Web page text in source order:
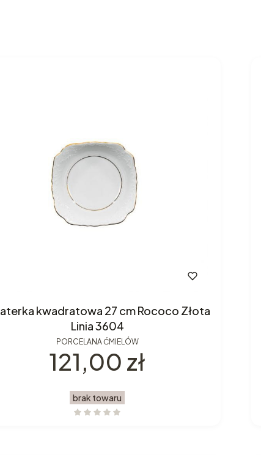
kwadratowa 27 cm Rococo Złota
Linia 3604
PORCELANA ĆMIELÓW
Cena
121,00 zł
brak towaru